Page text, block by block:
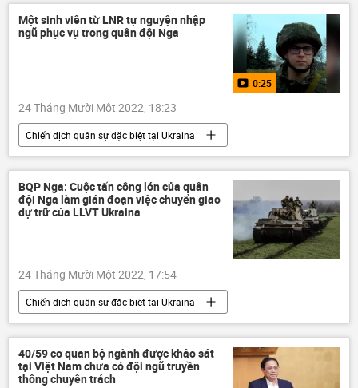
quan hệ thương mại
Kinh doanh
Một sinh viên từ LNR tự nguyện nhập
ngũ phục vụ trong quân đội Nga
0:25
24 Tháng Mười Một 2022, 18:23
Chiến dịch quân sự đặc biệt tại Ukraina
Video từ Ukraina
Nga
LNR
Sáp nhập DNR, LNR, Zaporozhye và Kherson vào Nga
Donbass
Thế giới
Ukraina
Quân đội Nga
BQP Nga: Cuộc tấn công lớn của quân
đội Nga làm gián đoạn việc chuyển giao
dự trữ của LLVT Ukraina
24 Tháng Mười Một 2022, 17:54
Chiến dịch quân sự đặc biệt tại Ukraina
Thế giới
Ukraina
Cuộc khủng hoảng ở Ukraina
Nga
xung đột quân sự
Quân sự
40/59 cơ quan bộ ngành được khảo sát
tại Việt Nam chưa có đội ngũ truyền
thông chuyên trách